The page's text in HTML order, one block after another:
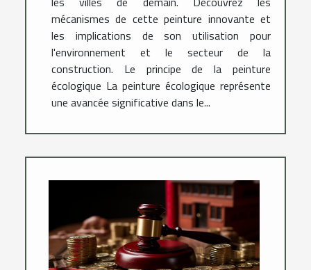
mécanismes de cette peinture innovante et
les implications de son utilisation pour
l'environnement et le secteur de la
construction. Le principe de la peinture
écologique La peinture écologique représente
une avancée significative dans le...